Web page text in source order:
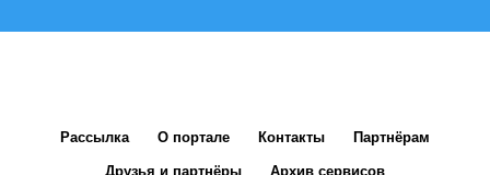
Рассылка О портале Контакты Партнёрам
Друзья и партнёры Архив сервисов